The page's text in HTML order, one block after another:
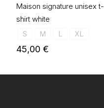
Maison signature unisex t-
shirt white
S M L XL
45,00 €